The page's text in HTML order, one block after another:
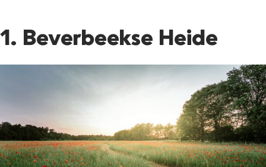
1. Beverbeekse Heide